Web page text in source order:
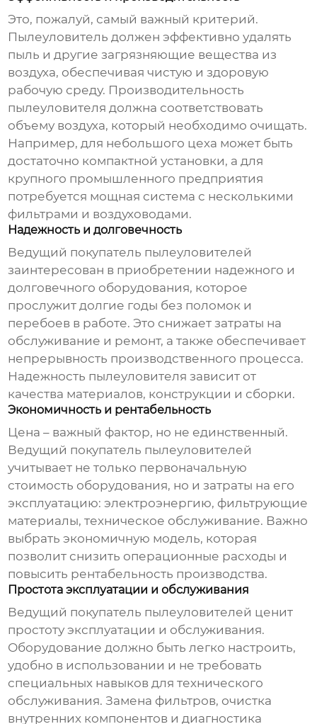
Это, пожалуй, самый важный критерий.
Пылеуловитель должен эффективно удалять
пыль и другие загрязняющие вещества из
воздуха, обеспечивая чистую и здоровую
рабочую среду. Производительность
пылеуловителя должна соответствовать
объему воздуха, который необходимо очищать.
Например, для небольшого цеха может быть
достаточно компактной установки, а для
крупного промышленного предприятия
потребуется мощная система с несколькими
фильтрами и воздуховодами.
Надежность и долговечность
Ведущий покупатель пылеуловителей
заинтересован в приобретении надежного и
долговечного оборудования, которое
прослужит долгие годы без поломок и
перебоев в работе. Это снижает затраты на
обслуживание и ремонт, а также обеспечивает
непрерывность производственного процесса.
Надежность пылеуловителя зависит от
качества материалов, конструкции и сборки.
Экономичность и рентабельность
Цена – важный фактор, но не единственный.
Ведущий покупатель пылеуловителей
учитывает не только первоначальную
стоимость оборудования, но и затраты на его
эксплуатацию: электроэнергию, фильтрующие
материалы, техническое обслуживание. Важно
выбрать экономичную модель, которая
позволит снизить операционные расходы и
повысить рентабельность производства.
Простота эксплуатации и обслуживания
Ведущий покупатель пылеуловителей ценит
простоту эксплуатации и обслуживания.
Оборудование должно быть легко настроить,
удобно в использовании и не требовать
специальных навыков для технического
обслуживания. Замена фильтров, очистка
внутренних компонентов и диагностика